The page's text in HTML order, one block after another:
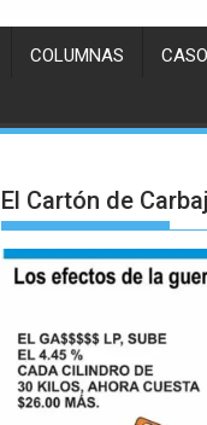
COLUMNAS
El Cartón de